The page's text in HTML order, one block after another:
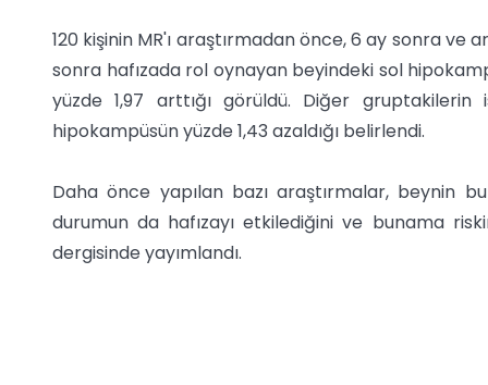
120 kişinin MR'ı araştırmadan önce, 6 ay sonra ve
sonra hafızada rol oynayan beyindeki sol
yüzde 1,97 arttığı görüldü. Diğer
hipokampüsün yüzde 1,43 azaldığı belirlendi.
Daha önce yapılan bazı araştırmalar, beynin
durumun da hafızayı etkilediğini ve bunama
dergisinde yayımlandı.